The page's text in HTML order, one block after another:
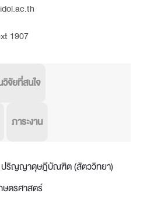
1907
วิจัยที่สนใจ
ภาระงาน
ปริญญาดุษฎีบัณฑิต (สัตววิทยา)
ษตรศาสตร์